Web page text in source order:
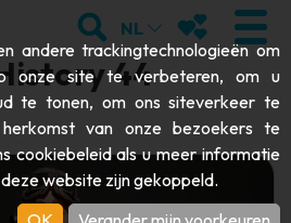
ZOEKEN
NL MIJN
44
andere trackingtechnologieën om
onze site te verbeteren, om u
te tonen, om ons siteverkeer te
van onze bezoekers te
cookiebeleidals u meer informatie
website zijn gekoppeld.